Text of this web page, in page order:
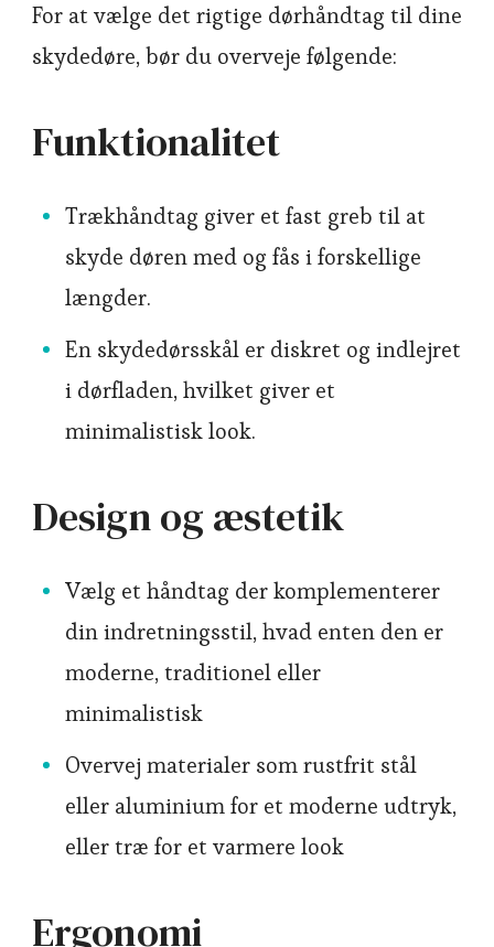
For at vælge det rigtige dørhåndtag til dine
skydedøre, bør du overveje følgende:
Funktionalitet
Trækhåndtag giver et fast greb til at
skyde døren med og fås i forskellige
længder.
En skydedørsskål er diskret og indlejret
i dørfladen, hvilket giver et
minimalistisk look.
Design og æstetik
Vælg et håndtag der komplementerer
din indretningsstil, hvad enten den er
moderne, traditionel eller
minimalistisk
Overvej materialer som rustfrit stål
eller aluminium for et moderne udtryk,
eller træ for et varmere look
Ergonomi